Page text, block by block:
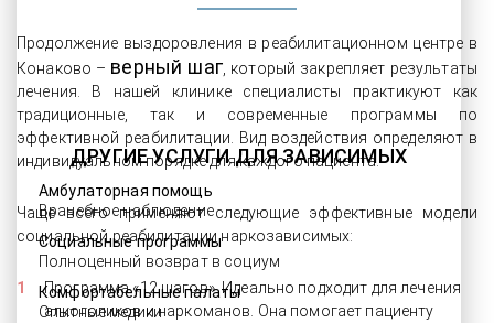
ДРУГИЕ УСЛУГИ ДЛЯ ЗАВИСИМЫХ
Амбулаторная помощь
Врачебное наблюдение
Социальные программы
Полноценный возврат в социум
Комфортабельные палаты
Опытные медики
Продолжение выздоровления в реабилитационном центре в
Конаково – верный шаг , который закрепляет результаты
лечения. В нашей клинике специалисты практикуют как
традиционные, так и современные программы по
эффективной реабилитации. Вид воздействия определяют в
индивидуальном порядке для каждого пациента.
Чаще всего применяют следующие эффективные модели
социальной реабилитации наркозависимых:
Программа «12 шагов». Идеально подходит для лечения
алкоголиков и наркоманов. Она помогает пациенту